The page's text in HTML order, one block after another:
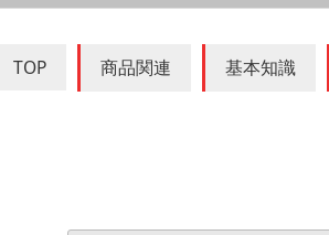
TOP 商品関連 基本知識